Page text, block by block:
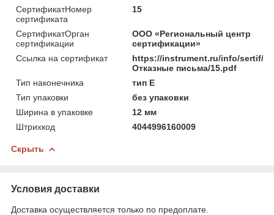
СертификатНомер
сертификата
15
СертификатОрган
сертификации
ООО «Региональный центр
сертификации»
Ссылка на сертификат
https://instrument.ru/info/sertif/
Отказные письма/15.pdf
Тип наконечника
тип Е
Тип упаковки
без упаковки
Ширина в упаковке
12 мм
Штрихкод
4044996160009
Скрыть
Условия доставки
Доставка осуществляется только по предоплате.